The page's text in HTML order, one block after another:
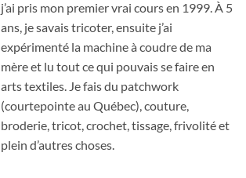
j’ai pris mon premier vrai cours en 1999. À 5
ans, je savais tricoter, ensuite j’ai
expérimenté la machine à coudre de ma
mère et lu tout ce qui pouvais se faire en
arts textiles. Je fais du patchwork
(courtepointe au Québec), couture,
broderie, tricot, crochet, tissage, frivolité et
plein d’autres choses.